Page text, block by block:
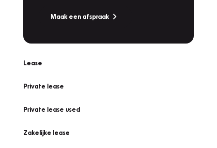
Maak een afspraak
Lease
Private lease
Private lease used
Zakelijke lease